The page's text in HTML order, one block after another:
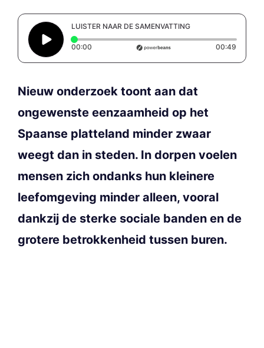
LUISTER NAAR DE SAMENVATTING
00:00 Elapsed time: 0 seconds 00:49
Nieuw onderzoek toont aan dat
ongewenste eenzaamheid op het
Spaanse platteland minder zwaar
weegt dan in steden. In dorpen voelen
mensen zich ondanks hun kleinere
leefomgeving minder alleen, vooral
dankzij de sterke sociale banden en de
grotere betrokkenheid tussen buren.